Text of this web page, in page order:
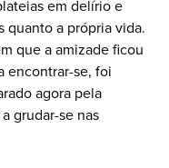
em delírio e
quanto a própria vida.
que a amizade ficou
encontrar-se, foi
agora pela
grudar-se nas